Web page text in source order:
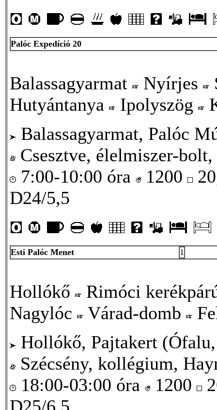
Palóc Expedíció 20
Balassagyarmat Nyírjes
Hutyántanya
Ipolyszög
Balassagyarmat, Palóc
Csesztve, élelmiszer-
7:00-10:00 óra
1200
D24/5,5
Esti Palóc Menet 1
Hollókő
Rimóci
Nagylóc
Várad-domb
Hollókő, Pajtakert
Szécsény, kollégium,
18:00-03:00 óra
1200